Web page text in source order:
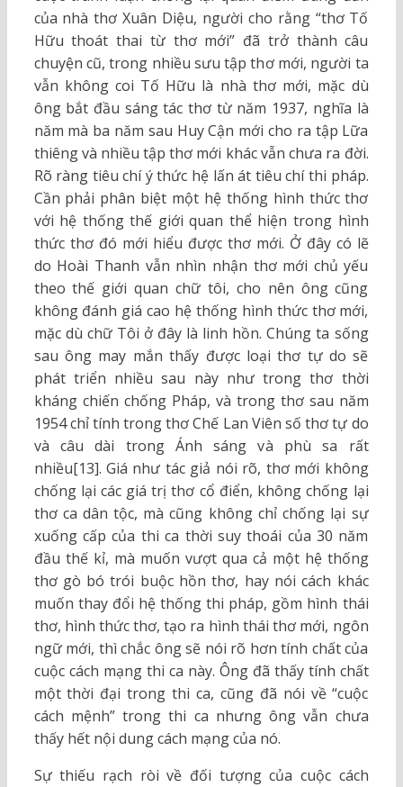
của nhà thơ Xuân Diệu, người cho rằng “thơ Tố
Hữu thoát thai từ thơ mới” đã trở thành câu
chuyện cũ, trong nhiều sưu tập thơ mới, người ta
vẫn không coi Tố Hữu là nhà thơ mới, mặc dù
ông bắt đầu sáng tác thơ từ năm 1937, nghĩa là
năm mà ba năm sau Huy Cận mới cho ra tập Lữa
thiêng và nhiều tập thơ mới khác vẫn chưa ra đời.
Rõ ràng tiêu chí ý thức hệ lấn át tiêu chí thi pháp.
Cần phải phân biệt một hệ thống hình thức thơ
với hệ thống thế giới quan thể hiện trong hình
thức thơ đó mới hiểu được thơ mới. Ở đây có lẽ
do Hoài Thanh vẫn nhìn nhận thơ mới chủ yếu
theo thế giới quan chữ tôi, cho nên ông cũng
không đánh giá cao hệ thống hình thức thơ mới,
mặc dù chữ Tôi ở đây là linh hồn. Chúng ta sống
sau ông may mắn thấy được loại thơ tự do sẽ
phát triển nhiều sau này như trong thơ thời
kháng chiến chống Pháp, và trong thơ sau năm
1954 chỉ tính trong thơ Chế Lan Viên số thơ tự do
và câu dài trong Ánh sáng và phù sa rất
nhiều[13]. Giá như tác giả nói rõ, thơ mới không
chống lại các giá trị thơ cổ điển, không chống lại
thơ ca dân tộc, mà cũng không chỉ chống lại sự
xuống cấp của thi ca thời suy thoái của 30 năm
đầu thế kỉ, mà muốn vượt qua cả một hệ thống
thơ gò bó trói buộc hồn thơ, hay nói cách khác
muốn thay đổi hệ thống thi pháp, gồm hình thái
thơ, hình thức thơ, tạo ra hình thái thơ mới, ngôn
ngữ mới, thì chắc ông sẽ nói rõ hơn tính chất của
cuộc cách mạng thi ca này. Ông đã thấy tính chất
một thời đại trong thi ca, cũng đã nói về “cuộc
cách mệnh” trong thi ca nhưng ông vẫn chưa
thấy hết nội dung cách mạng của nó.
Sự thiếu rạch ròi về đối tượng của cuộc cách